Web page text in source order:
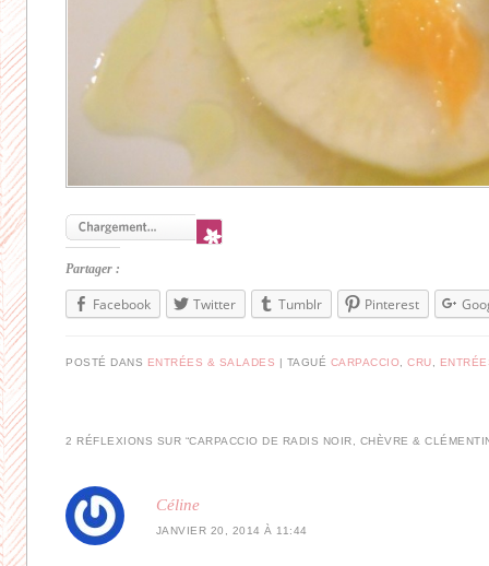
Partager :
Facebook Twitter Tumblr Pinterest
POSTÉ DANS ENTRÉES & SALADES | TAGUÉ CARPACCIO ,CRU
2 RÉFLEXIONS SUR “CARPACCIO DE RADIS NOIR, CHÈVRE &
Céline
JANVIER 20, 2014 À 11:44